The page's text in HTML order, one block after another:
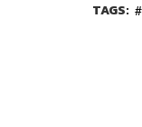
TAGS: